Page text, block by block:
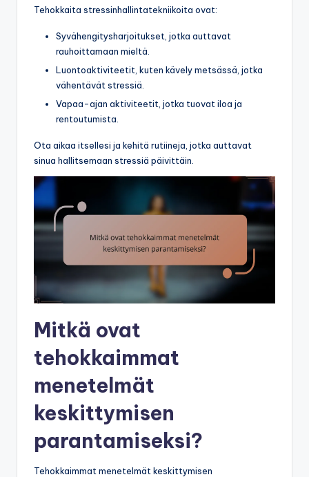
Tehokkaita stressinhallintatekniikoita ovat:
Syvähengitysharjoitukset, jotka auttavat
rauhoittamaan mieltä.
Luontoaktiviteetit, kuten kävely metsässä, jotka
vähentävät stressiä.
Vapaa-ajan aktiviteetit, jotka tuovat iloa ja
rentoutumista.
Ota aikaa itsellesi ja kehitä rutiineja, jotka auttavat
sinua hallitsemaan stressiä päivittäin.
Mitkä ovat
tehokkaimmat
menetelmät
keskittymisen
parantamiseksi?
Tehokkaimmat menetelmät keskittymisen